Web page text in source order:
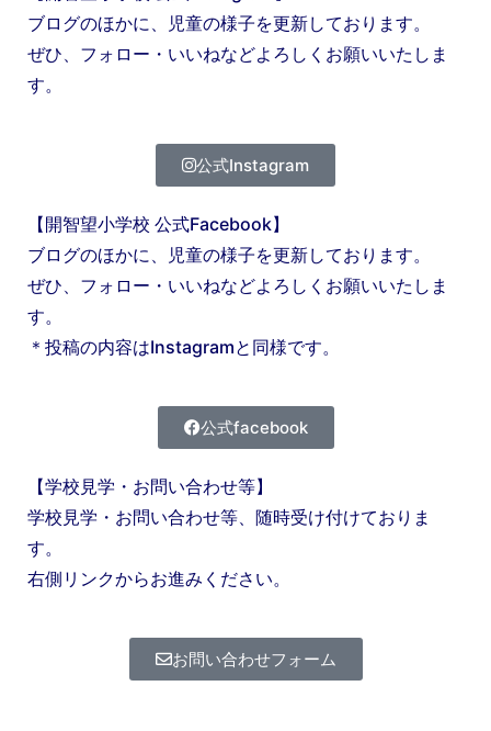
ブログのほかに、児童の様子を更新しております。
ぜひ、フォロー・いいねなどよろしくお願いいたしま
す。
公式Instagram
【開智望小学校 公式Facebook】
ブログのほかに、児童の様子を更新しております。
ぜひ、フォロー・いいねなどよろしくお願いいたしま
す。
＊投稿の内容はInstagramと同様です。
公式facebook
【学校見学・お問い合わせ等】
学校見学・お問い合わせ等、随時受け付けておりま
す。
右側リンクからお進みください。
お問い合わせフォーム